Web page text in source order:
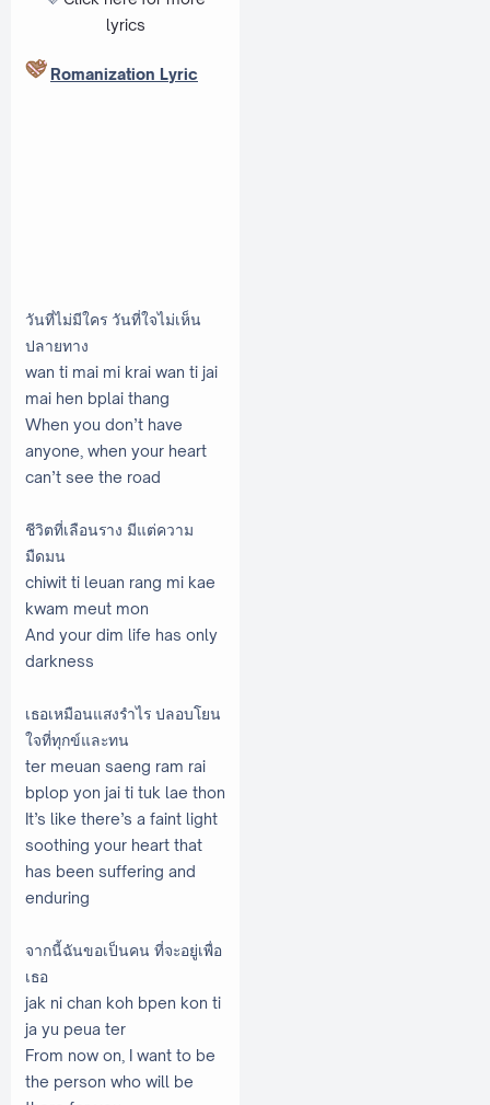
lyrics
Romanization Lyric
วันที่ไม่มีใคร วันที่ใจไม่เห็น
ปลายทาง
wan ti mai mi krai wan ti jai
mai hen bplai thang
When you don’t have
anyone, when your heart
can’t see the road
ชีวิตที่เลือนราง มีแต่ความ
มืดมน
chiwit ti leuan rang mi kae
kwam meut mon
And your dim life has only
darkness
เธอเหมือนแสงรำไร ปลอบโยน
ใจที่ทุกข์และทน
ter meuan saeng ram rai
bplop yon jai ti tuk lae thon
It’s like there’s a faint light
soothing your heart that
has been suffering and
enduring
จากนี้ฉันขอเป็นคน ที่จะอยู่เพื่อ
เธอ
jak ni chan koh bpen kon ti
ja yu peua ter
From now on, I want to be
the person who will be